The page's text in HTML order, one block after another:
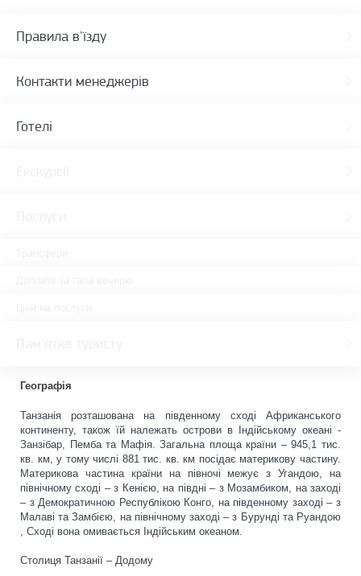
Правила в'їзду
Контакти менеджерів
Готелі
Географія
Танзанія розташована на південному сході Африканського
континенту, також їй належать острови в Індійському океані -
Занзібар, Пемба та Мафія. Загальна площа країни – 945,1 тис.
кв. км, у тому числі 881 тис. кв. км посідає материкову частину.
Материкова частина країни на півночі межує з Угандою, на
північному сході – з Кенією, на півдні – з Мозамбиком, на заході
– з Демократичною Республікою Конго, на південному заході – з
Малаві та Замбією, на північному заході – з Бурунді та Руандою
, Сході вона омивається Індійським океаном.
Столиця Танзанії – Додому